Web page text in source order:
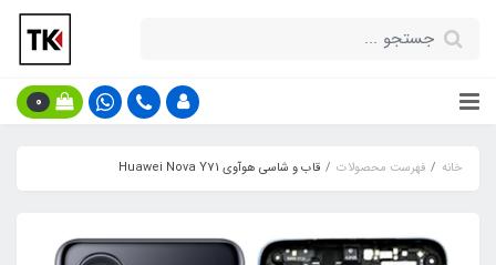
0
خانه فهرست محصولات قاب و شاسی هوآوی Huawei Nova Y71